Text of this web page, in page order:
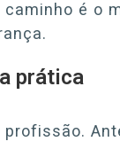
é o
prática